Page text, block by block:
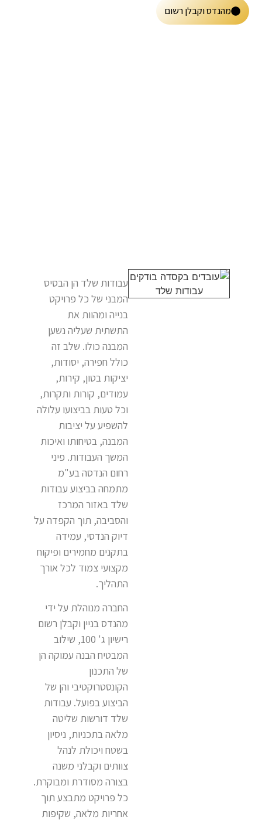
מהנדס וקבלן רשום
עבודות שלד הן הבסיס
המבני של כל פרויקט
בנייה ומהוות את
התשתית שעליה נשען
המבנה כולו. שלב זה
כולל חפירה, יסודות,
יציקות בטון, קירות,
עמודים, קורות ותקרות,
וכל טעות בביצועו עלולה
להשפיע על יציבות
המבנה, בטיחותו ואיכות
המשך העבודות. פיני
רחום הנדסה בע"מ
מתמחה בביצוע עבודות
שלד באזור המרכז
והסביבה, תוך הקפדה על
דיוק הנדסי, עמידה
בתקנים מחמירים ופיקוח
מקצועי צמוד לכל אורך
התהליך.
החברה מנוהלת על ידי
מהנדס בניין וקבלן רשום
רישיון ג' 100, שילוב
המבטיח הבנה עמוקה הן
של התכנון
הקונסטרוקטיבי והן של
הביצוע בפועל. עבודות
שלד דורשות שליטה
מלאה בתכניות, ניסיון
בשטח ויכולת לנהל
צוותים וקבלני משנה
בצורה מסודרת ומבוקרת.
כל פרויקט מתבצע תוך
אחריות מלאה, שקיפות